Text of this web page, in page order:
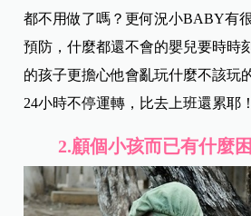
都不用做了嗎？更何況小BABY有
預防，什麼都還不會的嬰兒要時時
的孩子更擔心他會亂玩什麼不該玩
24小時不停運轉，比去上班還累耶
2.顧個小孩而已有什麼